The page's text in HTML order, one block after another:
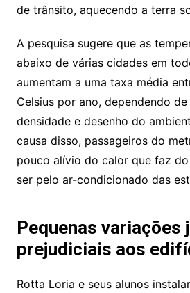
de trânsito, aquecendo a terra
A pesquisa sugere que as
abaixo de várias cidades em
aumentam a uma taxa média
Celsius por ano, dependendo
densidade e desenho do
causa disso, passageiros do
pouco alívio do calor que faz
ser pelo ar-condicionado das
Pequenas variações
prejudiciais aos
Rotta Loria e seus alunos